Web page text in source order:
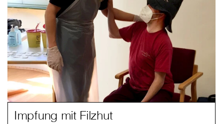
Impfung mit Filzhut